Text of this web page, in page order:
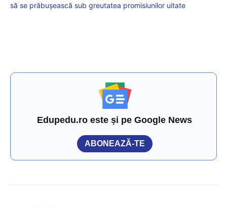
să se prăbușească sub greutatea promisiunilor uitate
Edupedu.ro este și pe Google News
ABONEAZĂ-TE